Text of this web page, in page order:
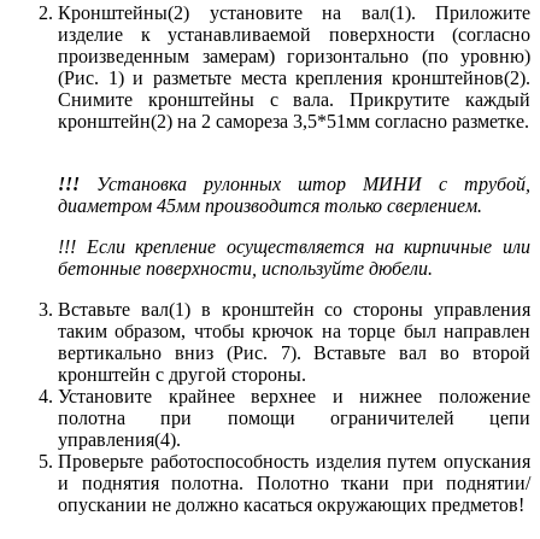
Кронштейны(2) установите на вал(1). Приложите
изделие к устанавливаемой поверхности (согласно
произведенным замерам) горизонтально (по уровню)
(Рис. 1) и разметьте места крепления кронштейнов(2).
Снимите кронштейны с вала. Прикрутите каждый
кронштейн(2) на 2 самореза 3,5*51мм согласно разметке.
!!! Установка рулонных штор МИНИ с трубой,
диаметром 45мм производится только сверлением.
!!! Если крепление осуществляется на кирпичные или
бетонные поверхности, используйте дюбели.
Вставьте вал(1) в кронштейн со стороны управления
таким образом, чтобы крючок на торце был направлен
вертикально вниз (Рис. 7). Вставьте вал во второй
кронштейн с другой стороны.
Установите крайнее верхнее и нижнее положение
полотна при помощи ограничителей цепи
управления(4).
Проверьте работоспособность изделия путем опускания
и поднятия полотна. Полотно ткани при поднятии/
опускании не должно касаться окружающих предметов!